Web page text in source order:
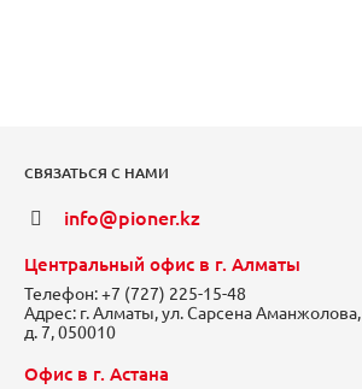
СВЯЗАТЬСЯ С НАМИ
info@pioner.kz
Центральный офис в г. Алматы
Телефон:+7 (727) 225-15-48
Адрес: г. Алматы, ул. Сарсена Аманжолова,
д. 7, 050010
Офис в г. Астана